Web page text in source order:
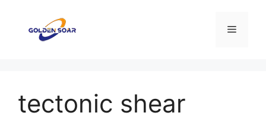
содержимому
Меню
tectonic shear